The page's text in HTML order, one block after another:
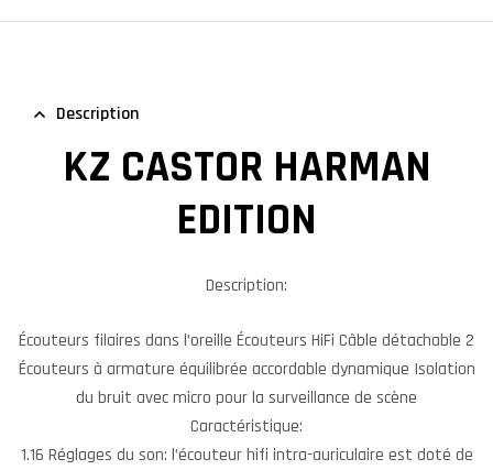
Description
KZ CASTOR HARMAN
EDITION
Description:
Écouteurs filaires dans l’oreille Écouteurs HiFi Câble détachable 2
Écouteurs à armature équilibrée accordable dynamique Isolation
du bruit avec micro pour la surveillance de scène
Caractéristique:
1.16 Réglages du son: l’écouteur hifi intra-auriculaire est doté de